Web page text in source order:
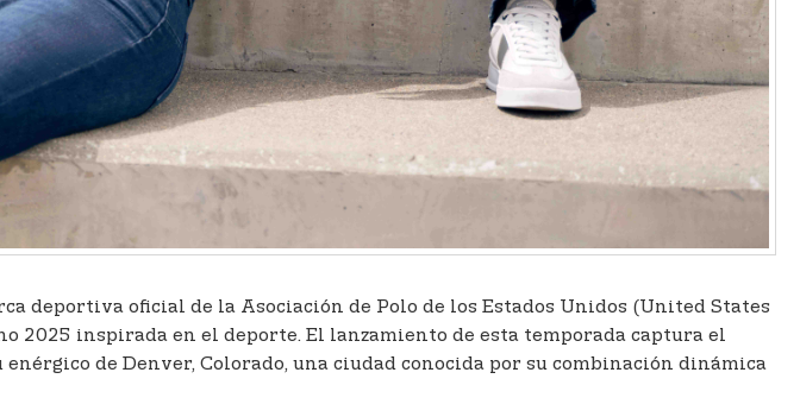
deportiva oficial de la Asociación de Polo de los Estados Unidos (United States
2025 inspirada en el deporte. El lanzamiento de esta temporada captura el
de Denver, Colorado, una ciudad conocida por su combinación dinámica